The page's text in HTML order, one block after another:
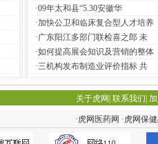
·09年太和县“5.30安徽华
·加快公卫和临床复合型人才培养
·广东阳江多部门联检喜之郎 未
·如何提高展会知识及营销的整体
·三机构发布制造业评价指标 共
关于虎网 联系我们
·虎网医药网 ·虎网保